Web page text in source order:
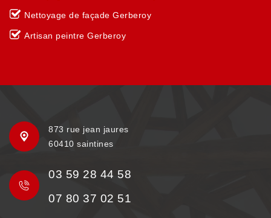
Nettoyage de façade Gerberoy
Artisan peintre Gerberoy
873 rue jean jaures
60410 saintines
03 59 28 44 58
07 80 37 02 51